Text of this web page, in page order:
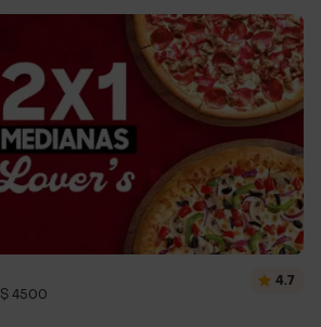
$ 4500
4.7